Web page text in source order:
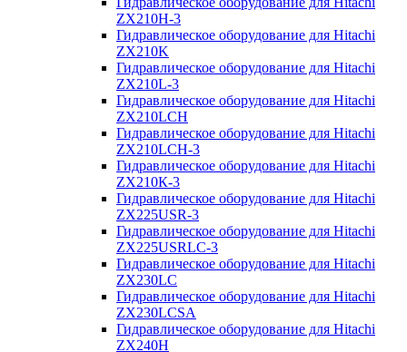
ZX210H-3
Гидравлическое оборудование для Hitachi
ZX210K
Гидравлическое оборудование для Hitachi
ZX210L-3
Гидравлическое оборудование для Hitachi
ZX210LCH
Гидравлическое оборудование для Hitachi
ZX210LCH-3
Гидравлическое оборудование для Hitachi
ZX210К-3
Гидравлическое оборудование для Hitachi
ZX225USR-3
Гидравлическое оборудование для Hitachi
ZX225USRLC-3
Гидравлическое оборудование для Hitachi
ZX230LC
Гидравлическое оборудование для Hitachi
ZX230LCSA
Гидравлическое оборудование для Hitachi
ZX240H